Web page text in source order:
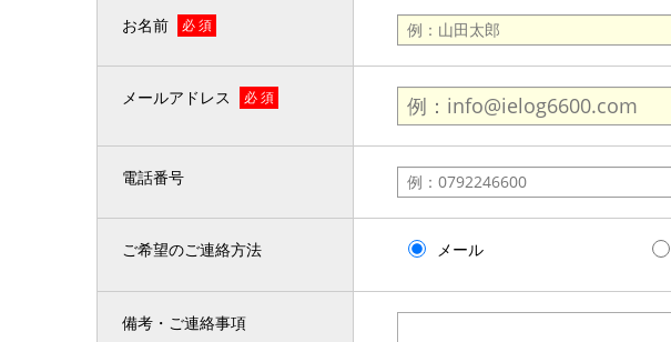
お名前 必 須
メールアドレス 必 須
電話番号
ご希望のご連絡方法 メール
備考・ご連絡事項